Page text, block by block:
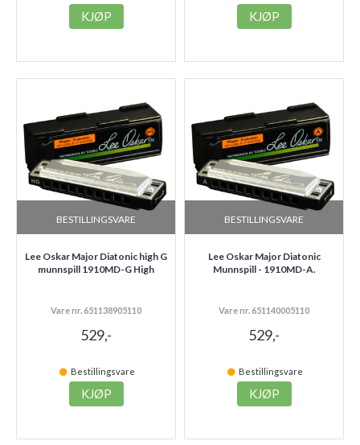
KJØP KJØP
BESTILLINGSVARE
Lee Oskar Major Diatonic high G
munnspill 1910MD-G High
Vare nr. 651138905110
529,-
Bestillingsvare
KJØP
BESTILLINGSVARE
Lee Oskar Major Diatonic
Munnspill - 1910MD-A.
Vare nr. 651140005110
529,-
Bestillingsvare
KJØP